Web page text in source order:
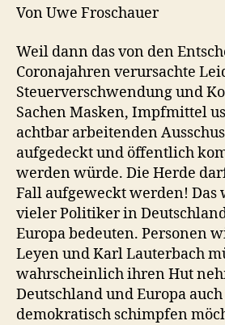
Von Uwe Froschauer
Weil dann das von den
Coronajahren verursachte
Steuerverschwendung und
Sachen Masken, Impfmittel
achtbar arbeitenden
aufgedeckt und öffentlich
werden würde. Die Herde
Fall aufgeweckt werden! Das
vieler Politiker in
Europa bedeuten. Personen
Leyen und Karl Lauterbach
wahrscheinlich ihren Hut
Deutschland und Europa
demokratisch schimpfen